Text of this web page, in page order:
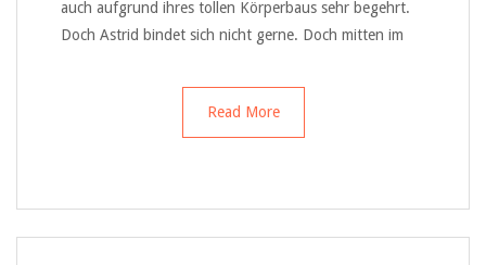
auch aufgrund ihres tollen Körperbaus sehr begehrt.
Doch Astrid bindet sich nicht gerne. Doch mitten im
Read More